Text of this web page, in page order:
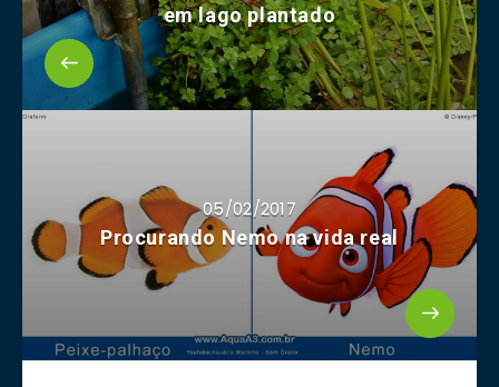
em lago plantado
05/02/2017
Procurando Nemo na vida real